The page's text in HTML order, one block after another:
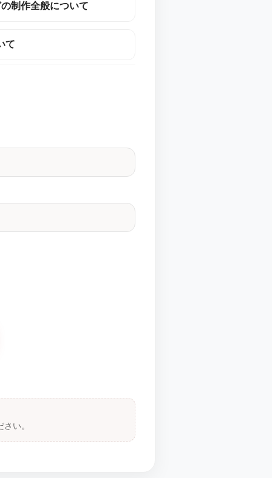
制作全般について
て
い。